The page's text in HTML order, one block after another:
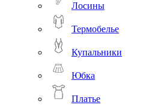
Лосины
Термобелье
Купальники
Юбка
Платье